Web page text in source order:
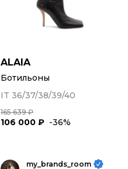
ALAIA
Ботильоны
IT 36/37/38/39/40
165 639 ₽
106 000 ₽ -36%
my_brands_room